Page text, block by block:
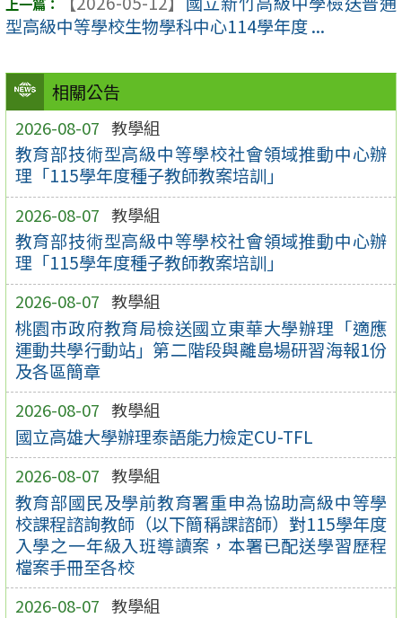
相關公告
2026-08-07 教學組
教育部技術型高級中等學校社會領域推動中心辦
理「115學年度種子教師教案培訓」
2026-08-07 教學組
教育部技術型高級中等學校社會領域推動中心辦
理「115學年度種子教師教案培訓」
2026-08-07 教學組
桃園市政府教育局檢送國立東華大學辦理「適應
運動共學行動站」第二階段與離島場研習海報1份
及各區簡章
2026-08-07 教學組
國立高雄大學辦理泰語能力檢定CU-TFL
2026-08-07 教學組
教育部國民及學前教育署重申為協助高級中等學
校課程諮詢教師（以下簡稱課諮師）對115學年度
入學之一年級入班導讀案，本署已配送學習歷程
檔案手冊至各校
2026-08-07 教學組
型高級中等學校生物學科中心114學年度 ...